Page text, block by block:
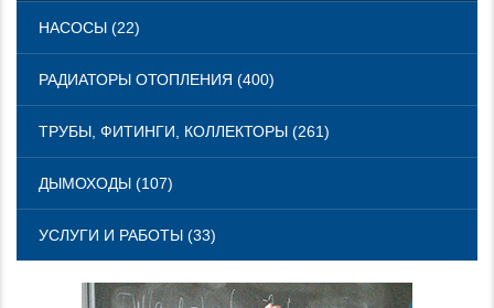
НАСОСЫ (22)
РАДИАТОРЫ ОТОПЛЕНИЯ (400)
ТРУБЫ, ФИТИНГИ, КОЛЛЕКТОРЫ (261)
ДЫМОХОДЫ (107)
УСЛУГИ И РАБОТЫ (33)